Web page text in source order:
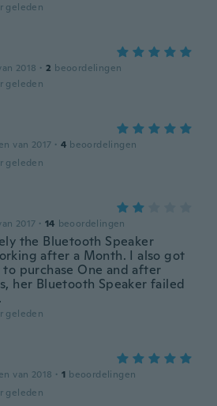
geleden
2018 · 2 beoordelingen
geleden
van 2017 · 4 beoordelingen
geleden
2017 · 14 beoordelingen
the Bluetooth Speaker
after a Month. I also got
to purchase One and after
her Bluetooth Speaker failed
geleden
van 2018 · 1 beoordelingen
geleden